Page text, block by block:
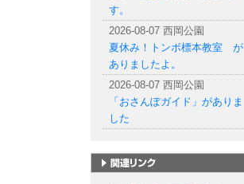
す。
2026-08-07 西岡公園
夏休み！トンボ標本教室 が
ありましたよ。
2026-08-07 西岡公園
「おさんぽガイド」がありま
した